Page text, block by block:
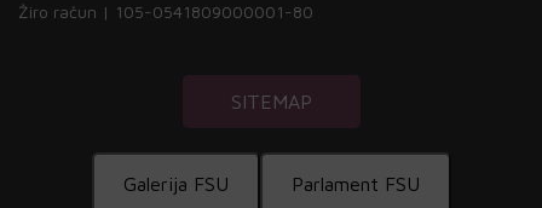
Žiro račun | 105-0541809000001-80
SITEMAP
Galerija FSU Parlament FSU